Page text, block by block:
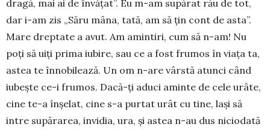
dragă, mai ai de în­vățat”. Eu m-am supărat rău de tot,
dar i-am zis „Să­ru mâna, tată, am să țin cont de asta”.
Mare dreptate a avut. Am amintiri, cum să n-am! Nu
poți să uiți prima iubire, sau ce a fost frumos în viața ta,
astea te înnobilează. Un om n-are vârstă atunci când
iubește ce-i frumos. Dacă-ți aduci aminte de cele urâte,
cine te-a înșelat, cine s-a purtat urât cu tine, lași să
intre supărarea, invidia, ura, și astea n-au dus niciodată